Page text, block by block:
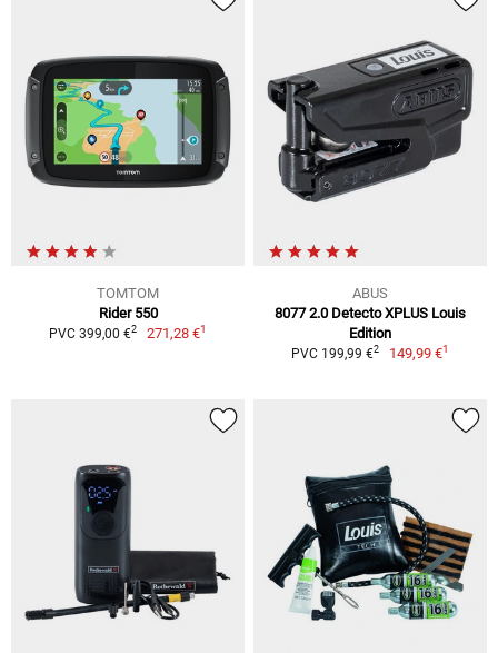
TOMTOM
Rider 550
PVC 399,00 €2 271,28 €1
ABUS
8077 2.0 Detecto XPLUS Louis
Edition
PVC 199,99 €2 149,99 €1